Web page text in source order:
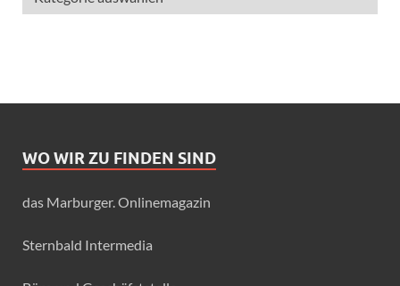
WO WIR ZU FINDEN SIND
das Marburger. Onlinemagazin
Sternbald Intermedia